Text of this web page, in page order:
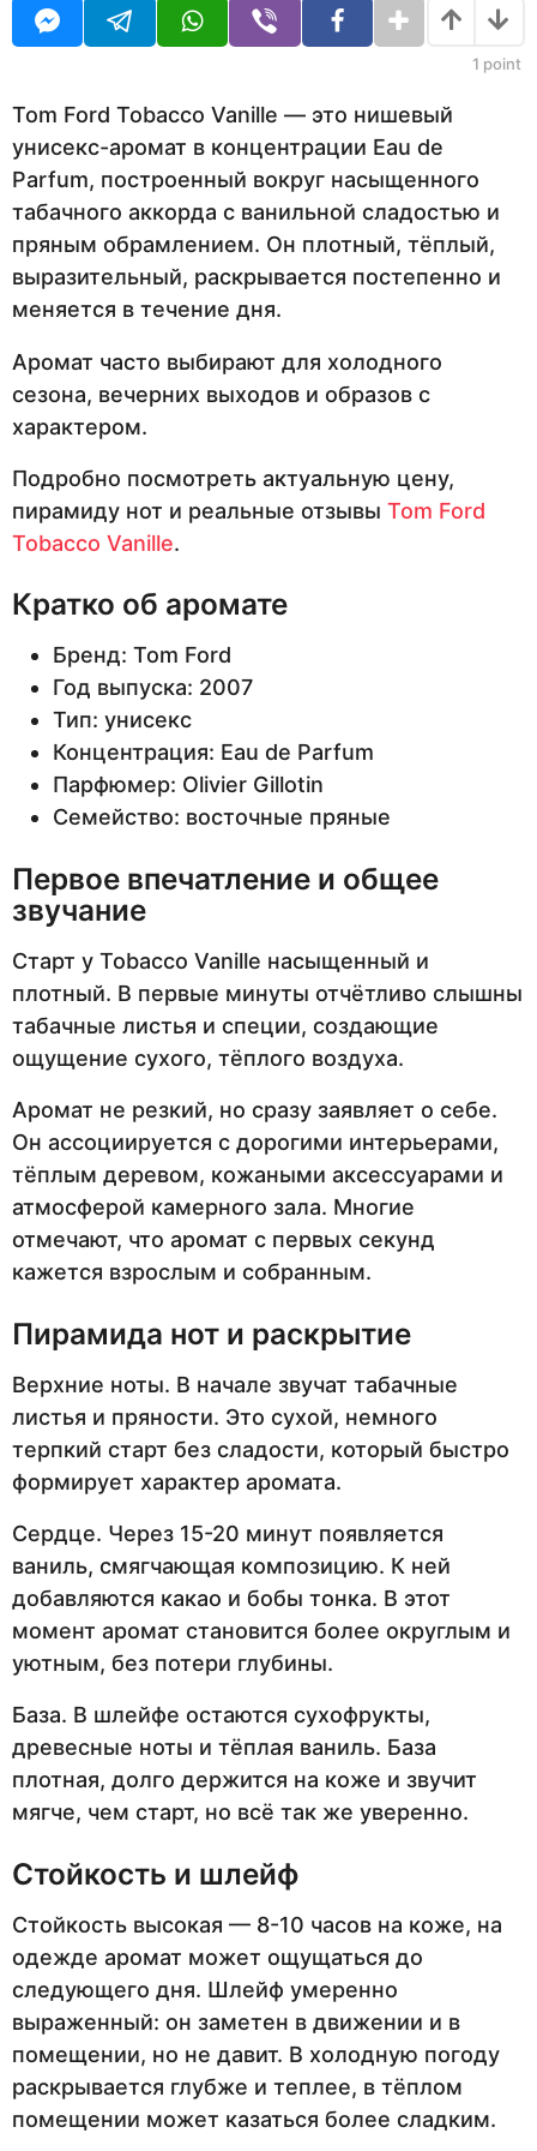
а
а
д
R
н
а
з
а
1 point
Tom Ford Tobacco Vanille — это нишевый
унисекс-аромат в концентрации Eau de
Parfum, построенный вокруг насыщенного
табачного аккорда с ванильной сладостью и
пряным обрамлением. Он плотный, тёплый,
выразительный, раскрывается постепенно и
меняется в течение дня.
Аромат часто выбирают для холодного
сезона, вечерних выходов и образов с
характером.
Подробно посмотреть актуальную цену,
пирамиду нот и реальные отзывы Tom Ford
Tobacco Vanille.
Кратко об аромате
Бренд: Tom Ford
Год выпуска: 2007
Тип: унисекс
Концентрация: Eau de Parfum
Парфюмер: Olivier Gillotin
Семейство: восточные пряные
Первое впечатление и общее
звучание
Старт у Tobacco Vanille насыщенный и
плотный. В первые минуты отчётливо слышны
табачные листья и специи, создающие
ощущение сухого, тёплого воздуха.
Аромат не резкий, но сразу заявляет о себе.
Он ассоциируется с дорогими интерьерами,
тёплым деревом, кожаными аксессуарами и
атмосферой камерного зала. Многие
отмечают, что аромат с первых секунд
кажется взрослым и собранным.
Пирамида нот и раскрытие
Верхние ноты. В начале звучат табачные
листья и пряности. Это сухой, немного
терпкий старт без сладости, который быстро
формирует характер аромата.
Сердце. Через 15-20 минут появляется
ваниль, смягчающая композицию. К ней
добавляются какао и бобы тонка. В этот
момент аромат становится более округлым и
уютным, без потери глубины.
База. В шлейфе остаются сухофрукты,
древесные ноты и тёплая ваниль. База
плотная, долго держится на коже и звучит
мягче, чем старт, но всё так же уверенно.
Стойкость и шлейф
Стойкость высокая — 8-10 часов на коже, на
одежде аромат может ощущаться до
следующего дня. Шлейф умеренно
выраженный: он заметен в движении и в
помещении, но не давит. В холодную погоду
раскрывается глубже и теплее, в тёплом
помещении может казаться более сладким.